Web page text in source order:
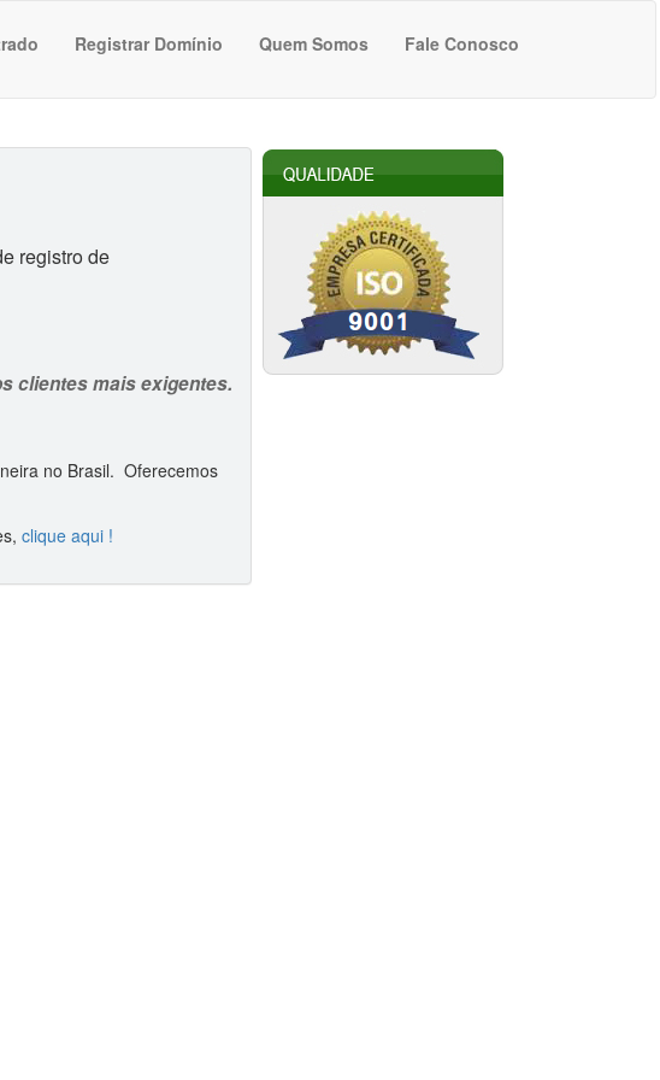
Registrar Domínio Quem Somos Fale Conosco
registro de
clientes mais exigentes.
no Brasil. Oferecemos
clique aqui !